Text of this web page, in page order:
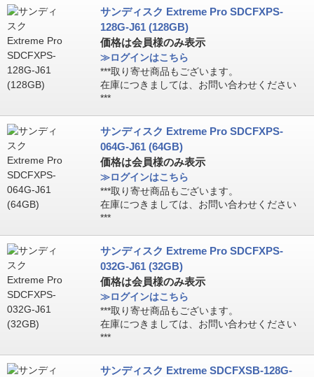
サンディスク Extreme Pro SDCFXPS-
128G-J61 (128GB)
価格は会員様のみ表示
≫ログインはこちら
***取り寄せ商品もございます。
在庫につきましては、お問い合わせください
***
サンディスク Extreme Pro SDCFXPS-
064G-J61 (64GB)
価格は会員様のみ表示
≫ログインはこちら
***取り寄せ商品もございます。
在庫につきましては、お問い合わせください
***
サンディスク Extreme Pro SDCFXPS-
032G-J61 (32GB)
価格は会員様のみ表示
≫ログインはこちら
***取り寄せ商品もございます。
在庫につきましては、お問い合わせください
***
サンディスク Extreme SDCFXSB-128G-